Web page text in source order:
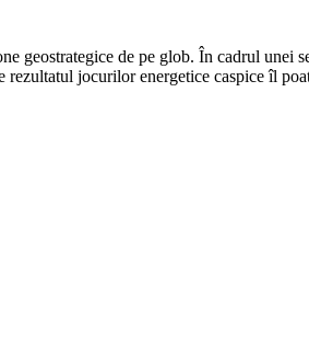
geostrategice de pe glob. În cadrul unei
rezultatul jocurilor energetice caspice îl